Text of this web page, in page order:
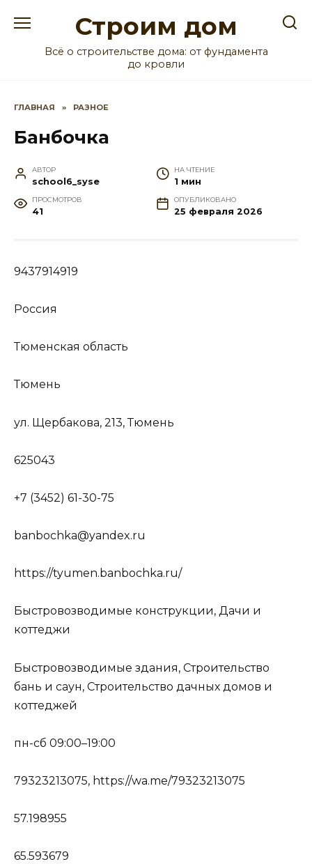
Строим дом
Всё о строительстве дома: от фундамента
до кровли
ГЛАВНАЯ » РАЗНОЕ
Банбочка
АВТОР
school6_syse
НА ЧТЕНИЕ
1 мин
ПРОСМОТРОВ
41
ОПУБЛИКОВАНО
25 февраля 2026
9437914919
Россия
Тюменская область
Тюмень
ул. Щербакова, 213, Тюмень
625043
+7 (3452) 61-30-75
banbochka@yandex.ru
https://tyumen.banbochka.ru/
Быстровозводимые конструкции, Дачи и
коттеджи
Быстровозводимые здания, Строительство
бань и саун, Строительство дачных домов и
коттеджей
пн-сб 09:00–19:00
79323213075, https://wa.me/79323213075
57.198955
65.593679